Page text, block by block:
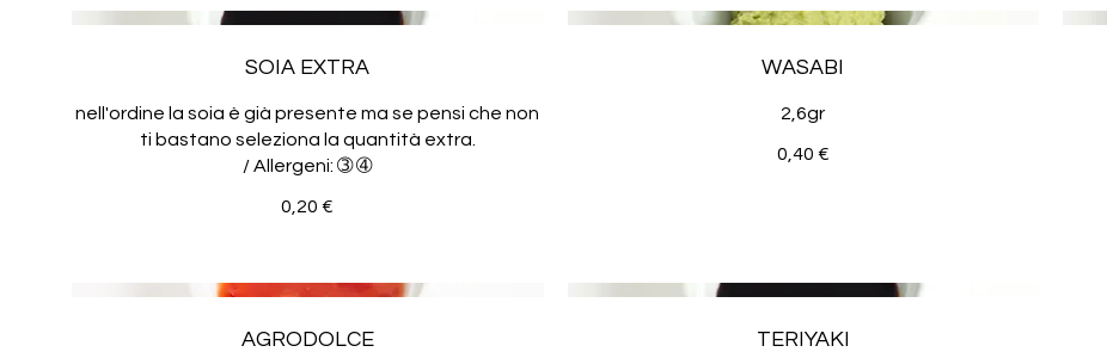
SOIA EXTRA
nell'ordine la soia è già presente ma se pensi che non
ti bastano seleziona la quantità extra.
/ Allergeni: ➂ ➃
0,20 €
WASABI
2,6gr
0,40 €
AGRODOLCE TERIYAKI